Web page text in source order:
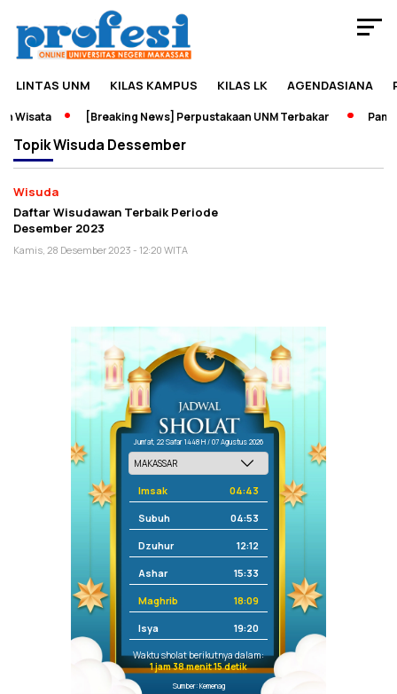
LINTAS UNM KILAS KAMPUS KILAS LK AGENDASIANA
Wisata [Breaking News] Perpustakaan UNM Terbakar
TopikWisuda Dessember
Wisuda
Daftar Wisudawan Terbaik Periode
Desember 2023
Kamis, 28 Desember 2023 - 12:20 WITA
Jum'at, 22 Safar 1448 H / 07 Agustus 2026
Imsak 04:43
Subuh 04:53
Dzuhur 12:12
Ashar 15:33
Maghrib 18:09
Isya 19:20
Waktu sholat berikutnya dalam:
1 jam 38 menit 15 detik
Sumber: Kemenag